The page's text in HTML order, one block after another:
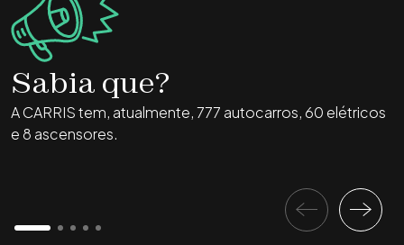
Sabia que?
A CARRIS tem, atualmente, 777 autocarros, 60 elétricos
e 8 ascensores.